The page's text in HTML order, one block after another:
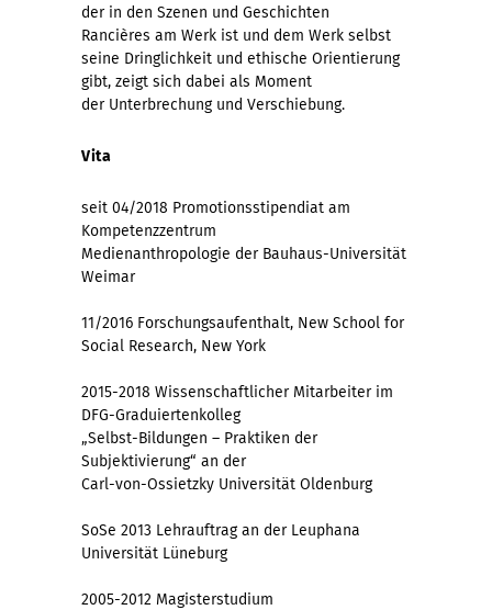
der in den Szenen und Geschichten
Rancières am Werk ist und dem Werk selbst
seine Dringlichkeit und ethische Orientierung
gibt, zeigt sich dabei als Moment
der Unterbrechung und Verschiebung.
Vita
seit 04/2018 Promotionsstipendiat am
Kompetenzzentrum
Medienanthropologie der Bauhaus-Universität
Weimar
11/2016 Forschungsaufenthalt, New School for
Social Research, New York
2015-2018 Wissenschaftlicher Mitarbeiter im
DFG-Graduiertenkolleg
„Selbst-Bildungen – Praktiken der
Subjektivierung“ an der
Carl-von-Ossietzky Universität Oldenburg
SoSe 2013 Lehrauftrag an der Leuphana
Universität Lüneburg
2005-2012 Magisterstudium